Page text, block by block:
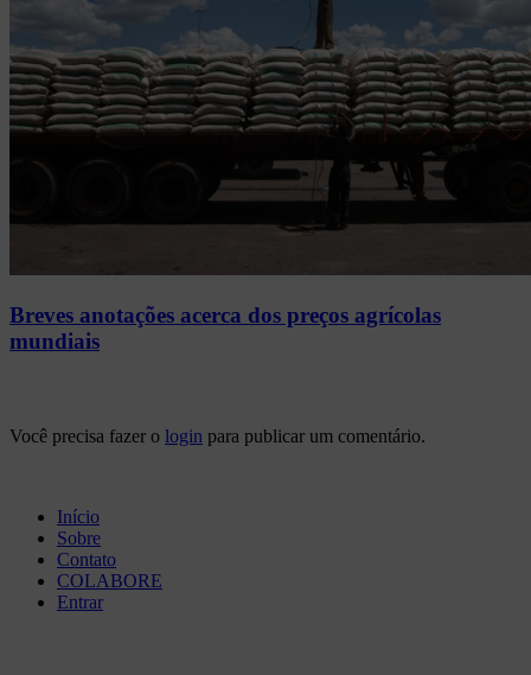
Breves anotações acerca dos preços agrícolas
mundiais
Você precisa fazer o login para publicar um comentário.
Início
Sobre
Contato
COLABORE
Entrar